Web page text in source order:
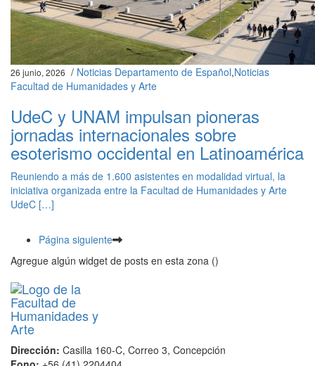
26 junio, 2026 / Noticias Departamento de Español,Noticias
Facultad de Humanidades y Arte
UdeC y UNAM impulsan pioneras
jornadas internacionales sobre
esoterismo occidental en Latinoamérica
Reuniendo a más de 1.600 asistentes en modalidad virtual, la
iniciativa organizada entre la Facultad de Humanidades y Arte
UdeC […]
Página siguiente
Agregue algún widget de posts en esta zona ()
Dirección: Casilla 160-C, Correo 3, Concepción